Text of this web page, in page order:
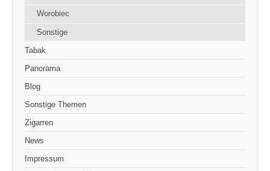
Worobiec
Sonstige
Tabak
Panorama
Blog
Sonstige Themen
Zigarren
News
Impressum